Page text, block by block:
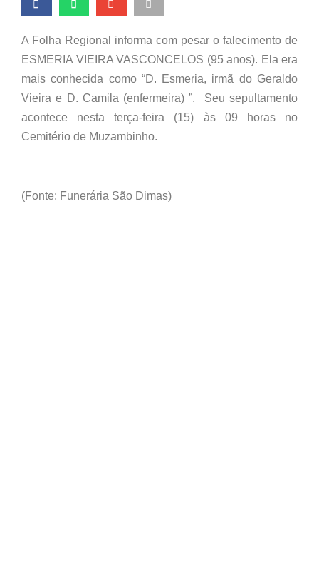
A Folha Regional informa com pesar o falecimento de
ESMERIA VIEIRA VASCONCELOS (95 anos). Ela era
mais conhecida como “D. Esmeria, irmã do Geraldo
Vieira e D. Camila (enfermeira) ”. Seu sepultamento
acontece nesta terça-feira (15) às 09 horas no
Cemitério de Muzambinho.
(Fonte: Funerária São Dimas)